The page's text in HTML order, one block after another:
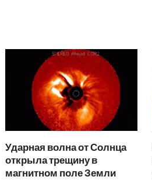
Ударная волна от Солнца
открыла трещину в
магнитном поле Земли